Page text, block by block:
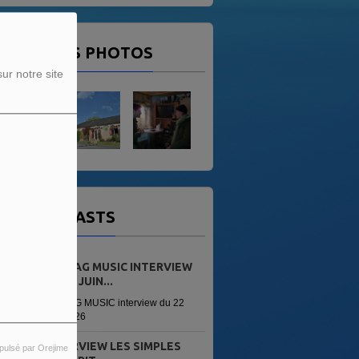
notre site
par Orejime
PHOTOS
PODCASTS
LEI-VAG MUSIC INTERVIEW
DU 22 JUIN...
LEI-VAG MUSIC interview du 22
juin 2026
INTERVIEW LES SIMPLES